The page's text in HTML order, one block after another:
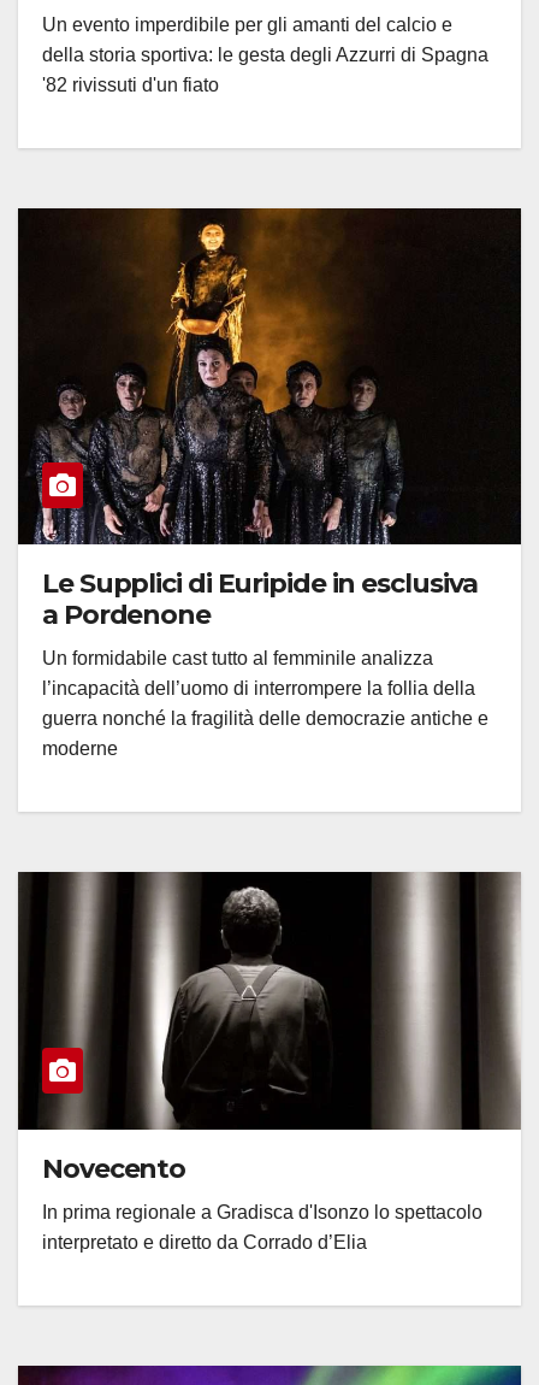
Un evento imperdibile per gli amanti del calcio e
della storia sportiva: le gesta degli Azzurri di Spagna
'82 rivissuti d'un fiato
Le Supplici di Euripide in esclusiva
a Pordenone
Un formidabile cast tutto al femminile analizza
l’incapacità dell’uomo di interrompere la follia della
guerra nonché la fragilità delle democrazie antiche e
moderne
Novecento
In prima regionale a Gradisca d'Isonzo lo spettacolo
interpretato e diretto da Corrado d’Elia